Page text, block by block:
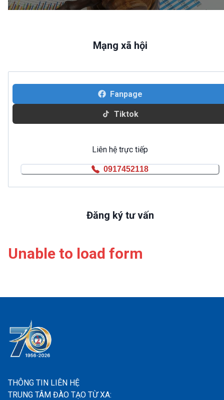
Mạng xã hội
Fanpage
Tiktok
Liên hệ trực tiếp
0917452118
Đăng ký tư vấn
Unable to load form
THÔNG TIN LIÊN HỆ
TRUNG TÂM ĐÀO TẠO TỪ XA: